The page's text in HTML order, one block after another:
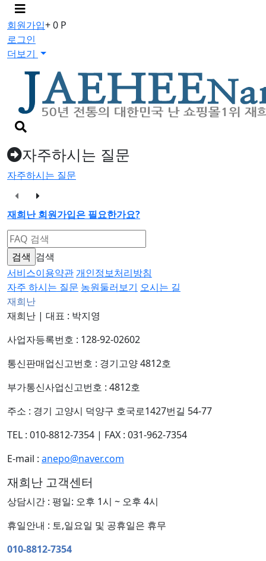
메
뉴
버
튼
회원가입+ 0 P
로그인
더보기
검
색
버
튼자주하시는 질문
자주하시는 질문
재희난 회원가입은 필요한가요?
검색
서비스이용약관 개인정보처리방침
자주 하시는 질문 농원둘러보기 오시는 길
재희난
재희난 | 대표 : 박지영
사업자등록번호 : 128-92-02602
통신판매업신고번호 : 경기고양 4812호
부가통신사업신고번호 : 4812호
주소 : 경기 고양시 덕양구 호국로1427번길 54-77
TEL : 010-8812-7354 | FAX : 031-962-7354
E-mail : anepo@naver.com
재희난 고객센터
상담시간 : 평일: 오후 1시 ~ 오후 4시
휴일안내 : 토,일요일 및 공휴일은 휴무
010-8812-7354